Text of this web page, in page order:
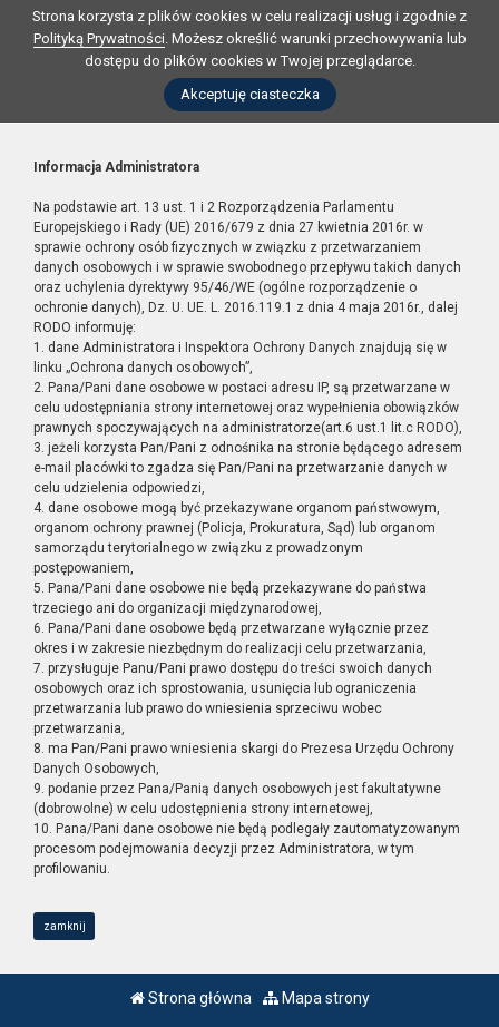
Strona korzysta z plików cookies w celu realizacji usług i zgodnie z
Polityką Prywatności. Możesz określić warunki przechowywania lub
dostępu do plików cookies w Twojej przeglądarce.
Akceptuję ciasteczka
Informacja Administratora
Na podstawie art. 13 ust. 1 i 2 Rozporządzenia Parlamentu
Europejskiego i Rady (UE) 2016/679 z dnia 27 kwietnia 2016r. w
sprawie ochrony osób fizycznych w związku z przetwarzaniem
danych osobowych i w sprawie swobodnego przepływu takich danych
oraz uchylenia dyrektywy 95/46/WE (ogólne rozporządzenie o
ochronie danych), Dz. U. UE. L. 2016.119.1 z dnia 4 maja 2016r., dalej
RODO informuję:
1. dane Administratora i Inspektora Ochrony Danych znajdują się w
linku „Ochrona danych osobowych”,
2. Pana/Pani dane osobowe w postaci adresu IP, są przetwarzane w
celu udostępniania strony internetowej oraz wypełnienia obowiązków
prawnych spoczywających na administratorze(art.6 ust.1 lit.c RODO),
3. jeżeli korzysta Pan/Pani z odnośnika na stronie będącego adresem
e-mail placówki to zgadza się Pan/Pani na przetwarzanie danych w
celu udzielenia odpowiedzi,
4. dane osobowe mogą być przekazywane organom państwowym,
organom ochrony prawnej (Policja, Prokuratura, Sąd) lub organom
samorządu terytorialnego w związku z prowadzonym
postępowaniem,
5. Pana/Pani dane osobowe nie będą przekazywane do państwa
trzeciego ani do organizacji międzynarodowej,
6. Pana/Pani dane osobowe będą przetwarzane wyłącznie przez
okres i w zakresie niezbędnym do realizacji celu przetwarzania,
7. przysługuje Panu/Pani prawo dostępu do treści swoich danych
osobowych oraz ich sprostowania, usunięcia lub ograniczenia
przetwarzania lub prawo do wniesienia sprzeciwu wobec
przetwarzania,
8. ma Pan/Pani prawo wniesienia skargi do Prezesa Urzędu Ochrony
Danych Osobowych,
9. podanie przez Pana/Panią danych osobowych jest fakultatywne
(dobrowolne) w celu udostępnienia strony internetowej,
10. Pana/Pani dane osobowe nie będą podlegały zautomatyzowanym
procesom podejmowania decyzji przez Administratora, w tym
profilowaniu.
zamknij
Strona główna Mapa strony